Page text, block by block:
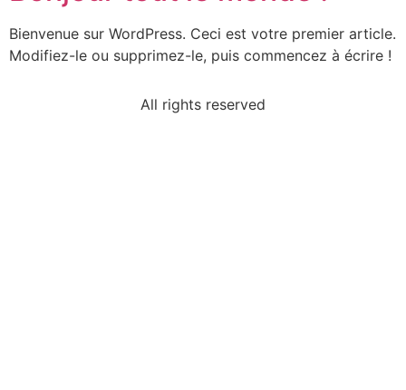
Bienvenue sur WordPress. Ceci est votre premier article.
Modifiez-le ou supprimez-le, puis commencez à écrire !
All rights reserved